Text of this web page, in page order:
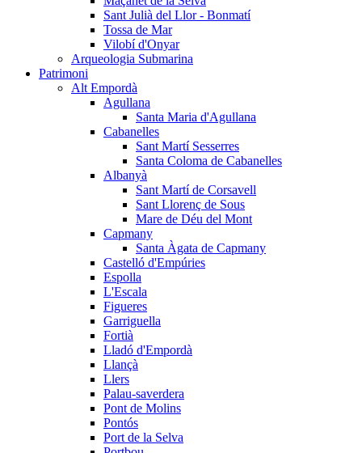
Sant Julià del Llor - Bonmatí
Tossa de Mar
Vilobí d'Onyar
Arqueologia Submarina
Patrimoni
Alt Empordà
Agullana
Santa Maria d'Agullana
Cabanelles
Sant Martí Sesserres
Santa Coloma de Cabanelles
Albanyà
Sant Martí de Corsavell
Sant Llorenç de Sous
Mare de Déu del Mont
Capmany
Santa Àgata de Capmany
Castelló d'Empúries
Espolla
L'Escala
Figueres
Garriguella
Fortià
Lladó d'Empordà
Llançà
Llers
Palau-saverdera
Pont de Molins
Pontós
Port de la Selva